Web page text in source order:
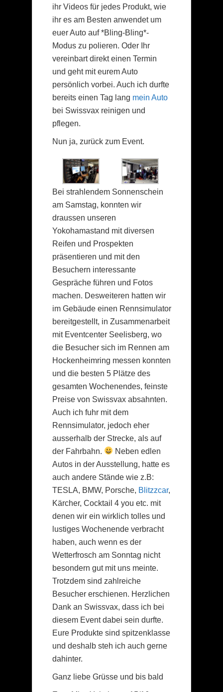
ihr Videos für jedes Produkt, wie
ihr es am Besten anwendet um
euer Auto auf *Bling-Bling*-
Modus zu polieren. Oder Ihr
vereinbart direkt einen Termin
und geht mit eurem Auto
persönlich vorbei. Auch ich durfte
bereits einen Tag lang mein Auto
bei Swissvax reinigen und
pflegen.
Nun ja, zurück zum Event.
Bei strahlendem Sonnenschein
am Samstag, konnten wir
draussen unseren
Yokohamastand mit diversen
Reifen und Prospekten
präsentieren und mit den
Besuchern interessante
Gespräche führen und Fotos
machen. Desweiteren hatten wir
im Gebäude einen Rennsimulator
bereitgestellt, in Zusammenarbeit
mit Eventcenter Seelisberg, wo
die Besucher sich im Rennen am
Hockenheimring messen konnten
und die besten 5 Plätze des
gesamten Wochenendes, feinste
Preise von Swissvax absahnten.
Auch ich fuhr mit dem
Rennsimulator, jedoch eher
ausserhalb der Strecke, als auf
der Fahrbahn.
Neben edlen
Autos in der Ausstellung, hatte es
auch andere Stände wie z.B:
TESLA, BMW, Porsche, Blitzzcar,
Kärcher, Cocktail 4 you etc. mit
denen wir ein wirklich tolles und
lustiges Wochenende verbracht
haben, auch wenn es der
Wetterfrosch am Sonntag nicht
besondern gut mit uns meinte.
Trotzdem sind zahlreiche
Besucher erschienen. Herzlichen
Dank an Swissvax, dass ich bei
diesem Event dabei sein durfte.
Eure Produkte sind spitzenklasse
und deshalb steh ich auch gerne
dahinter.
Ganz liebe Grüsse und bis bald